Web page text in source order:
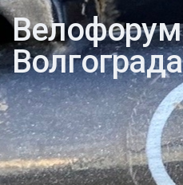
Велофорум
Волгограда